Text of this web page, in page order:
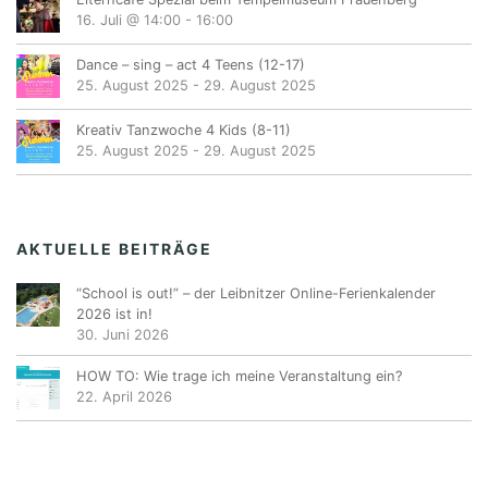
16. Juli @ 14:00 - 16:00
Dance – sing – act 4 Teens (12-17)
25. August 2025 - 29. August 2025
Kreativ Tanzwoche 4 Kids (8-11)
25. August 2025 - 29. August 2025
AKTUELLE BEITRÄGE
“School is out!” – der Leibnitzer Online-Ferienkalender
2026 ist in!
30. Juni 2026
HOW TO: Wie trage ich meine Veranstaltung ein?
22. April 2026